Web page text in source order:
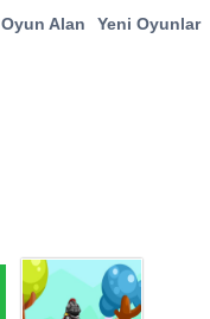
Oyun Alan Yeni Oyunlar